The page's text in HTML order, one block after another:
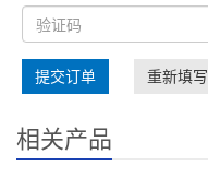
提交订单 重新填写
相关产品